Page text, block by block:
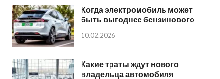
Когда электромобиль может
быть выгоднее бензинового
10.02.2026
Какие траты ждут нового
владельца автомобиля